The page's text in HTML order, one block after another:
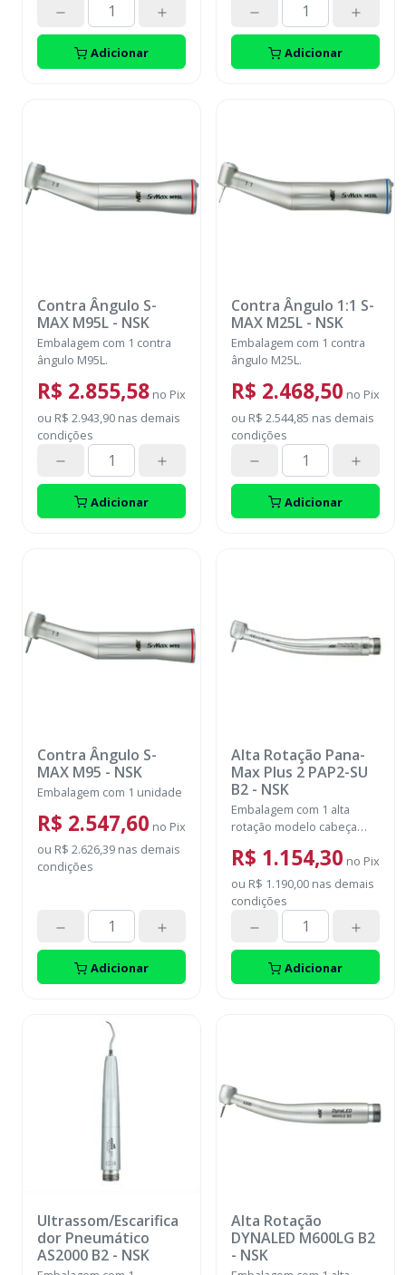
Adicionar Adicionar
Contra Ângulo S-
MAX M95L - NSK
Embalagem com 1 contra
ângulo M95L.
R$ 2.855,58 no Pix
ou R$ 2.943,90 nas demais
condições
Adicionar
Contra Ângulo 1:1 S-
MAX M25L - NSK
Embalagem com 1 contra
ângulo M25L.
R$ 2.468,50 no Pix
ou R$ 2.544,85 nas demais
condições
Adicionar
Contra Ângulo S-
MAX M95 - NSK
Embalagem com 1 unidade
R$ 2.547,60 no Pix
ou R$ 2.626,39 nas demais
condições
Adicionar
Alta Rotação Pana-
Max Plus 2 PAP2-SU
B2 - NSK
Embalagem com 1 alta
rotação modelo cabeça
R$ 1.154,30 no Pix
ou R$ 1.190,00 nas demais
condições
Adicionar
Ultrassom/Escarifica
dor Pneumático
AS2000 B2 - NSK
Alta Rotação
DYNALED M600LG B2
- NSK